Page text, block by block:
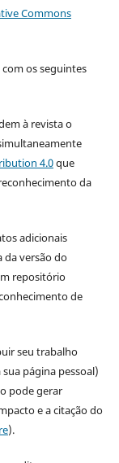
Commons
os seguintes
à revista o
4.0que
da
adicionais
da versão do
repositório
de
seu trabalho
página pessoal)
pode gerar
e a citação do
).